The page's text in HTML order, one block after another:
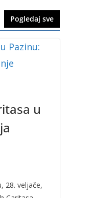
Pogledaj sve
u
28. veljače,